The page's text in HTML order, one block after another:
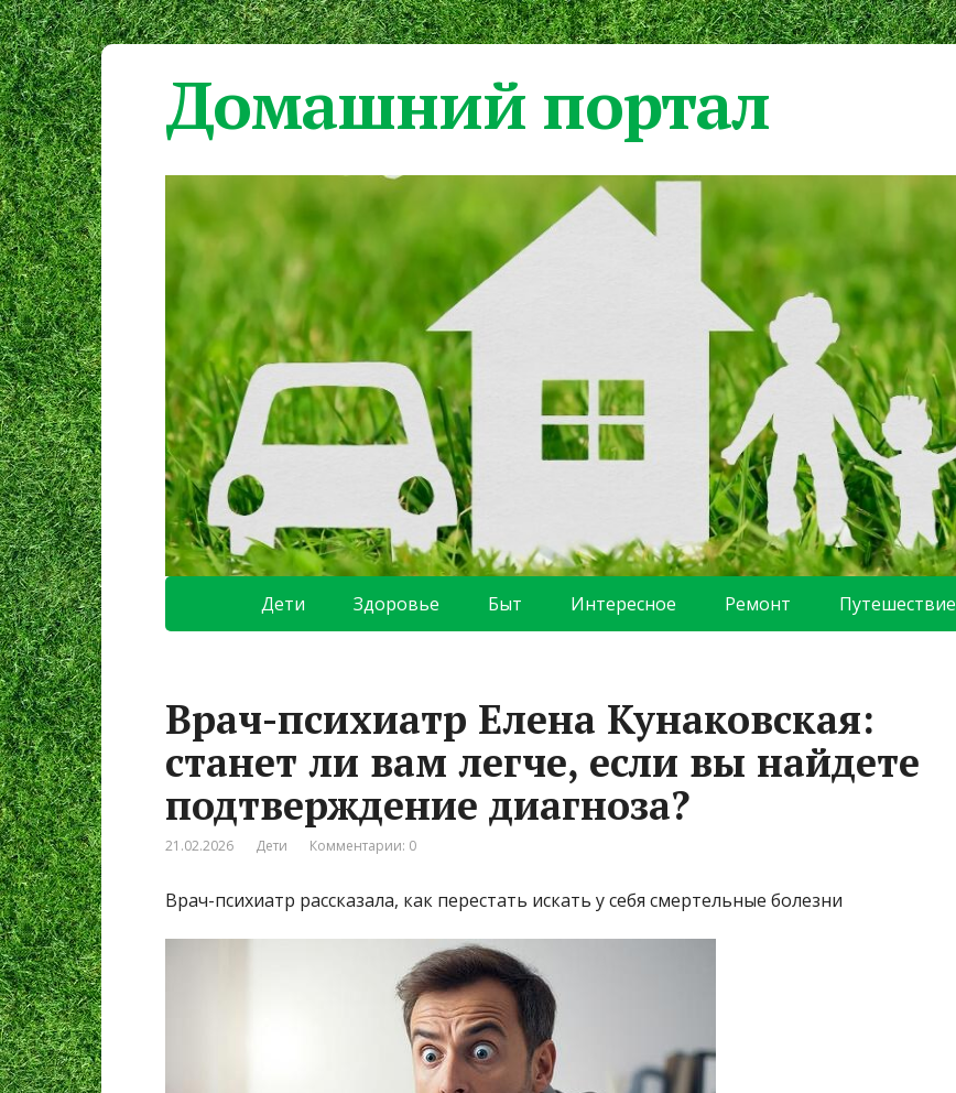
Домашний портал
Дети Здоровье Быт Интересное Ремонт Путешествие
Врач-психиатр Елена Кунаковская:
станет ли вам легче, если вы найдете
подтверждение диагноза?
21.02.2026 Дети Комментарии: 0
Врач-психиатр рассказала, как перестать искать у себя смертельные болезни